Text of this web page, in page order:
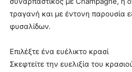
τραγανή και με έντονη παρουσία
φυσαλίδων.
Επιλέξτε ένα ευέλικτο κρασί
Σκεφτείτε την ευελιξία του